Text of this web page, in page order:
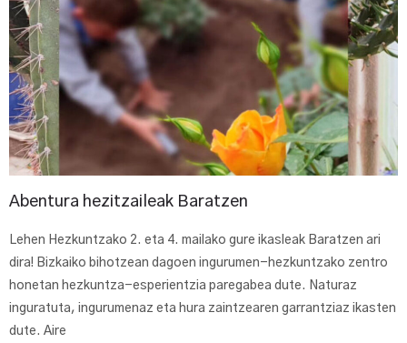
Abentura hezitzaileak Baratzen
Lehen Hezkuntzako 2. eta 4. mailako gure ikasleak Baratzen ari
dira! Bizkaiko bihotzean dagoen ingurumen-hezkuntzako zentro
honetan hezkuntza-esperientzia paregabea dute. Naturaz
inguratuta, ingurumenaz eta hura zaintzearen garrantziaz ikasten
dute. Aire